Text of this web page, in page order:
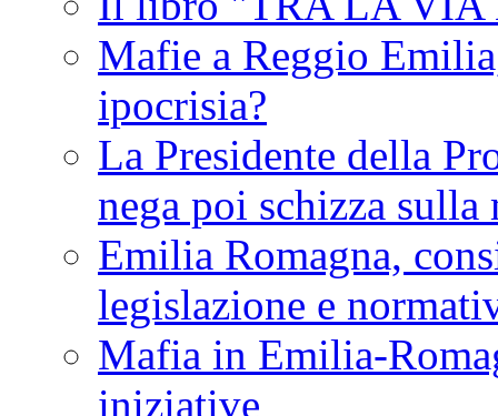
Mafie a Reggio
ipocrisia?
La Presidente della
nega poi schizza sulla
Emilia Romagna,
legislazione e
Mafia in Emilia-
iniziative